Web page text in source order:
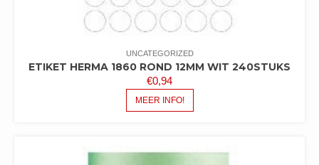
UNCATEGORIZED
ETIKET HERMA 1860 ROND 12MM WIT 240STUKS
€0,94
MEER INFO!